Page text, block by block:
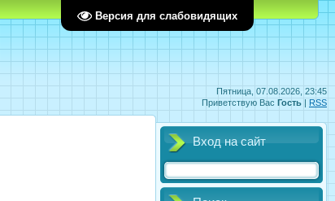
Версия для слабовидящих
Пятница, 07.08.2026, 23:45
Приветствую Вас Гость | RSS
Вход на сайт